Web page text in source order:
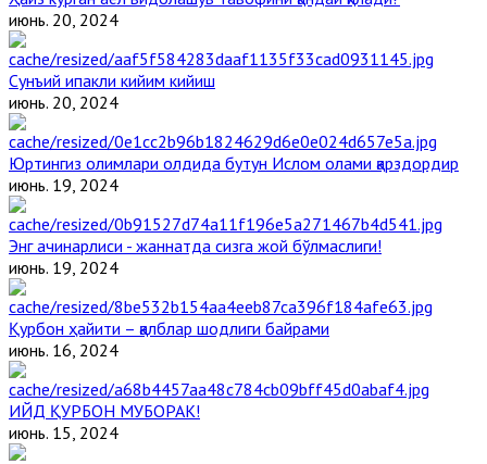
июнь. 20, 2024
Сунъий ипакли кийим кийиш
июнь. 20, 2024
Юртингиз олимлари олдида бутун Ислом олами қарздордир
июнь. 19, 2024
Энг ачинарлиси - жаннатда сизга жой бўлмаслиги!
июнь. 19, 2024
Қурбон ҳайити – қалблар шодлиги байрами
июнь. 16, 2024
ИЙД ҚУРБОН МУБОРАК!
июнь. 15, 2024